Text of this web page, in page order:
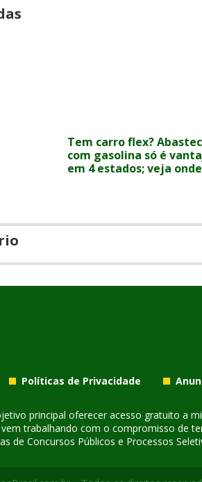
Tem carro flex?
com gasolina só é
em 4 estados; veja onde
Políticas de Privacidade
principal oferecer acesso gratuito a
trabalhando com o compromisso de
de Concursos Públicos e Processos